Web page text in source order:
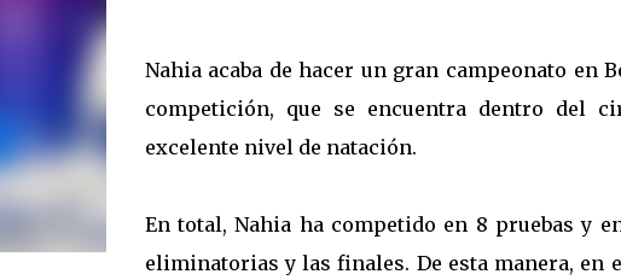
Nahia acaba de hacer un gran campeonato en
competición, que se encuentra dentro del
excelente nivel de natación.
En total, Nahia ha competido en 8 pruebas y
eliminatorias y las finales. De esta manera,